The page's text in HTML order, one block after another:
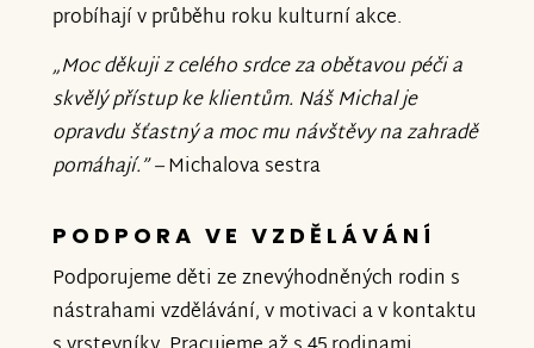
probíhají v průběhu roku kulturní akce.
„Moc děkuji z celého srdce za obětavou péči a
skvělý přístup ke klientům. Náš Michal je
opravdu šťastný a moc mu návštěvy na zahradě
pomáhají.”–Michalova sestra
PODPORA VE VZDĚLÁVÁNÍ
Podporujeme děti ze znevýhodněných rodin s
nástrahami vzdělávání, v motivaci a v kontaktu